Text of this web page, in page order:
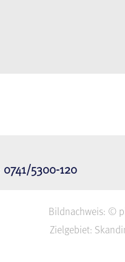
0741/5300-120
Bildnachweis: ©
Zielgebiet: